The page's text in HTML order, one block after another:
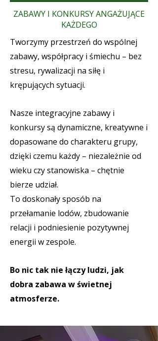
ZABAWY I KONKURSY ANGAŻUJĄCE
KAŻDEGO
Tworzymy przestrzeń do wspólnej
zabawy, współpracy i śmiechu – bez
stresu, rywalizacji na siłę i
krępujących sytuacji.
Nasze integracyjne zabawy i
konkursy są dynamiczne, kreatywne i
dopasowane do charakteru grupy,
dzięki czemu każdy – niezależnie od
wieku czy stanowiska – chętnie
bierze udział.
To doskonały sposób na
przełamanie lodów, zbudowanie
relacji i podniesienie pozytywnej
energii w zespole.
Bo nic tak nie łączy ludzi, jak
dobra zabawa w świetnej
atmosferze.